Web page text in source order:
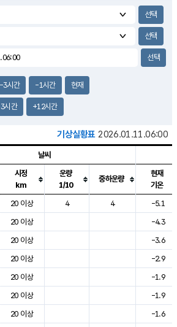
2.7m/s
-3시간 -1시간 현재
시간 +12시간
기상실황표 2026.01.11.06:00
, 날씨, 기온, 강수, 바람, 기압등을 안내한 표입
날씨
시정
km
운량
1/10
중하운량
현재
기온
20 이상 4 4
-5.1
20 이상
-4.3
20 이상
-3.6
20 이상
-2.9
20 이상
-1.9
20 이상
-1.9
20 이상
-1.6